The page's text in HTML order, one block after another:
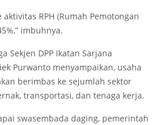
RPH (Rumah Pemotongan
imbuhnya.
Sekjen DPP Ikatan Sarjana
Purwanto menyampaikan, usaha
berimbas ke sejumlah sektor
transportasi, dan tenaga kerja.
swasembada daging, pemerintah